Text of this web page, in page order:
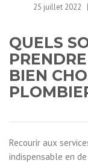
25 juillet 2022
QUELS
BIEN
Recourir aux
indispensable en